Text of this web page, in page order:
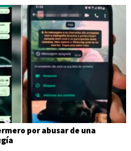
por abusar de una